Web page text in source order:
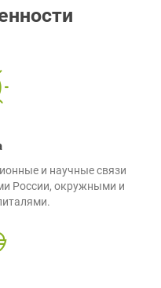
и научные связи
России, окружными и